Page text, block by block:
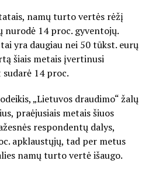
namų turto vertės rėžį
nurodė 14 proc. gyventojų.
yra daugiau nei 50 tūkst. eurų
šiais metais įvertinusi
14 proc.
„Lietuvos draudimo“ žalų
praėjusiais metais šiuos
respondentų dalys,
apklaustųjų, tad per metus
namų turto vertė išaugo.